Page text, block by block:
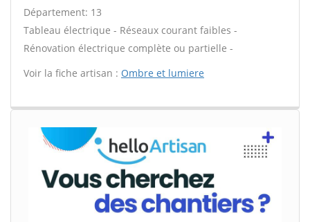
Département: 13
Tableau électrique - Réseaux courant faibles -
Rénovation électrique complète ou partielle -
Voir la fiche artisan : Ombre et lumiere